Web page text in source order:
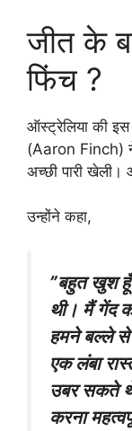
जीत के
फिंच ?
ऑस्ट्रेलिया की
(Aaron Finch)
अच्छी पारी
उन्होंने कहा,
”बहुत खुश हूँ
थी। मैं गेंद
हमने बल्ले से
एक लंबा
उबर सकते
करना